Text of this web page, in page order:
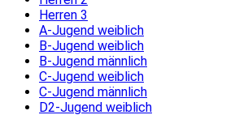
Herren 3
A-Jugend weiblich
B-Jugend weiblich
B-Jugend männlich
C-Jugend weiblich
C-Jugend männlich
D2-Jugend weiblich